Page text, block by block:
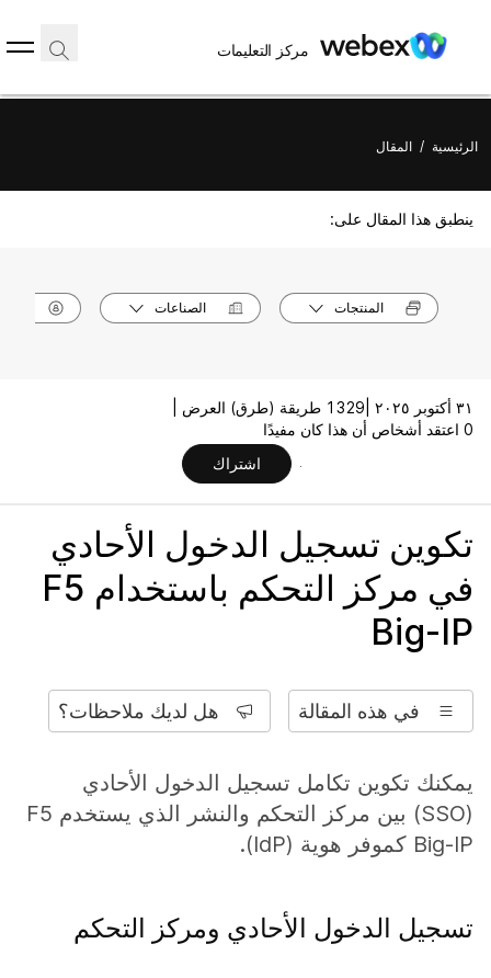
مركز التعليمات
الرئيسية / المقال
ينطبق هذا المقال على:
المنتجات الصناعات
٣١ أكتوبر ٢٠٢٥ |
1329 طريقة (طرق) العرض |
0 اعتقد أشخاص أن هذا كان مفيدًا
اشتراك
تكوين تسجيل الدخول الأحادي
في مركز التحكم باستخدام F5
Big-IP
في هذه المقالة هل لديك ملاحظات؟
يمكنك تكوين تكامل تسجيل الدخول الأحادي
(SSO) بين مركز التحكم والنشر الذي يستخدم F5
Big-IP كموفر هوية (IdP).
تسجيل الدخول الأحادي ومركز التحكم